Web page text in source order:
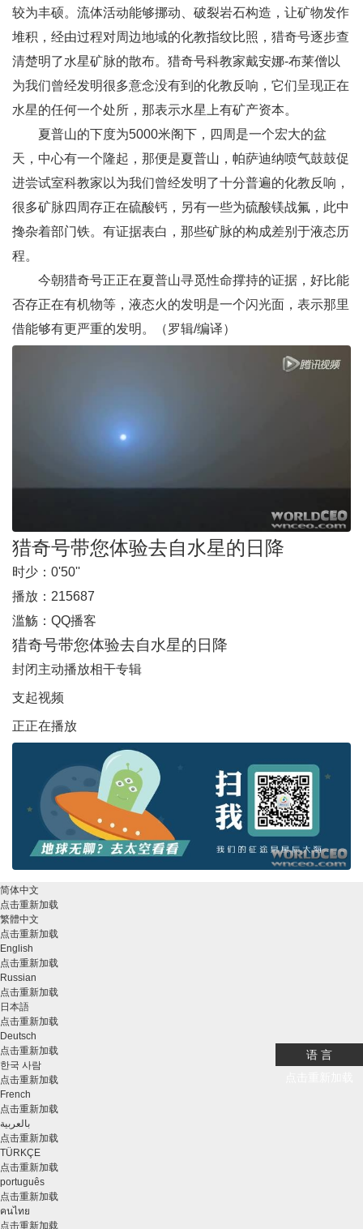
较为丰硕。流体活动能够挪动、破裂岩石构造，让矿物发作
堆积，经由过程对周边地域的化教指纹比照，猎奇号逐步查
清楚明了水星矿脉的散布。猎奇号科教家戴安娜-布莱僧以
为我们曾经发明很多意念没有到的化教反响，它们呈现正在
水星的任何一个处所，那表示水星上有矿产资本。
夏普山的下度为5000米阁下，四周是一个宏大的盆
天，中心有一个隆起，那便是夏普山，帕萨迪纳喷气鼓鼓促
进尝试室科教家以为我们曾经发明了十分普遍的化教反响，
很多矿脉四周存正在硫酸钙，另有一些为硫酸镁战氟，此中
搀杂着部门铁。有证据表白，那些矿脉的构成差别于液态历
程。
今朝猎奇号正正在夏普山寻觅性命撑持的证据，好比能
否存正在有机物等，液态火的发明是一个闪光面，表示那里
借能够有更严重的发明。（罗辑/编译）
猎奇号带您体验去自水星的日降
时少： 0'50''
播放： 215687
滥觞： QQ播客
猎奇号带您体验去自水星的日降
封闭主动播放相干专辑
支起视频
正正在播放
语 言
简体中文
点击重新加载
繁體中文
点击重新加载
English
点击重新加载
Russian
点击重新加载
日本語
点击重新加载
Deutsch
点击重新加载
한국 사람
点击重新加载
French
点击重新加载
بالعربية
点击重新加载
TÜRKÇE
点击重新加载
português
点击重新加载
คนไทย
点击重新加载